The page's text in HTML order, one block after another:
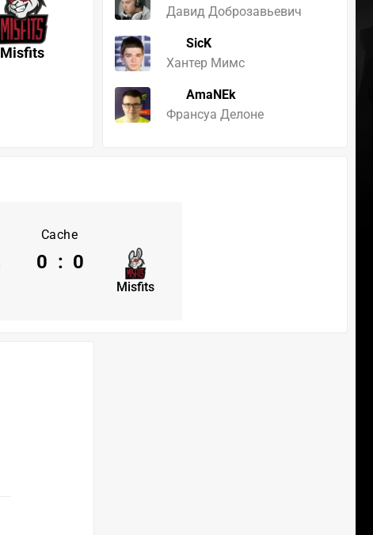
Давид Доброзавьевич
SicK
Хантер Мимс
AmaNEk
Франсуа Делоне
Misfits
Cache
Misfits
0 : 0